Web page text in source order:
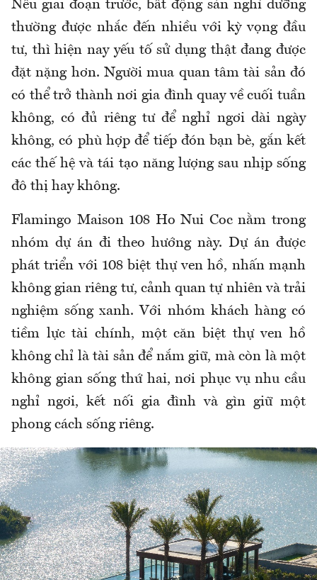
Nếu giai đoạn trước, bất động sản nghỉ dưỡng
thường được nhắc đến nhiều với kỳ vọng đầu
tư, thì hiện nay yếu tố sử dụng thật đang được
đặt nặng hơn. Người mua quan tâm tài sản đó
có thể trở thành nơi gia đình quay về cuối tuần
không, có đủ riêng tư để nghỉ ngơi dài ngày
không, có phù hợp để tiếp đón bạn bè, gắn kết
các thế hệ và tái tạo năng lượng sau nhịp sống
đô thị hay không.
Flamingo Maison 108 Ho Nui Coc nằm trong
nhóm dự án đi theo hướng này. Dự án được
phát triển với 108 biệt thự ven hồ, nhấn mạnh
không gian riêng tư, cảnh quan tự nhiên và trải
nghiệm sống xanh. Với nhóm khách hàng có
tiềm lực tài chính, một căn biệt thự ven hồ
không chỉ là tài sản để nắm giữ, mà còn là một
không gian sống thứ hai, nơi phục vụ nhu cầu
nghỉ ngơi, kết nối gia đình và gìn giữ một
phong cách sống riêng.